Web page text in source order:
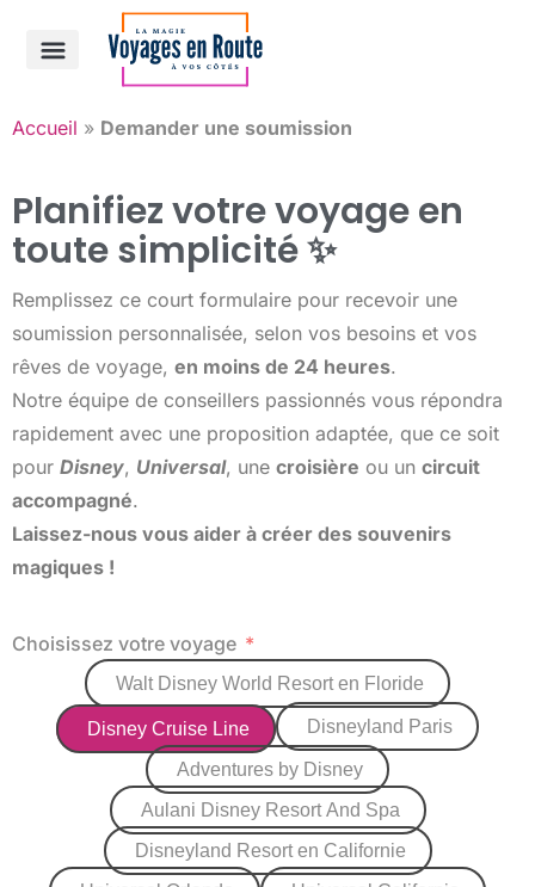
Accueil » Demander une soumission
Planifiez votre voyage en
toute simplicité ✨
Remplissez ce court formulaire pour recevoir une
soumission personnalisée, selon vos besoins et vos
rêves de voyage, en moins de 24 heures.
Notre équipe de conseillers passionnés vous répondra
rapidement avec une proposition adaptée, que ce soit
pour Disney, Universal, une croisière ou un circuit
accompagné.
Laissez-nous vous aider à créer des souvenirs
magiques !
Choisissez votre voyage
Walt Disney World Resort en Floride
Disney Cruise Line Disneyland Paris
Adventures by Disney
Aulani Disney Resort And Spa
Disneyland Resort en Californie